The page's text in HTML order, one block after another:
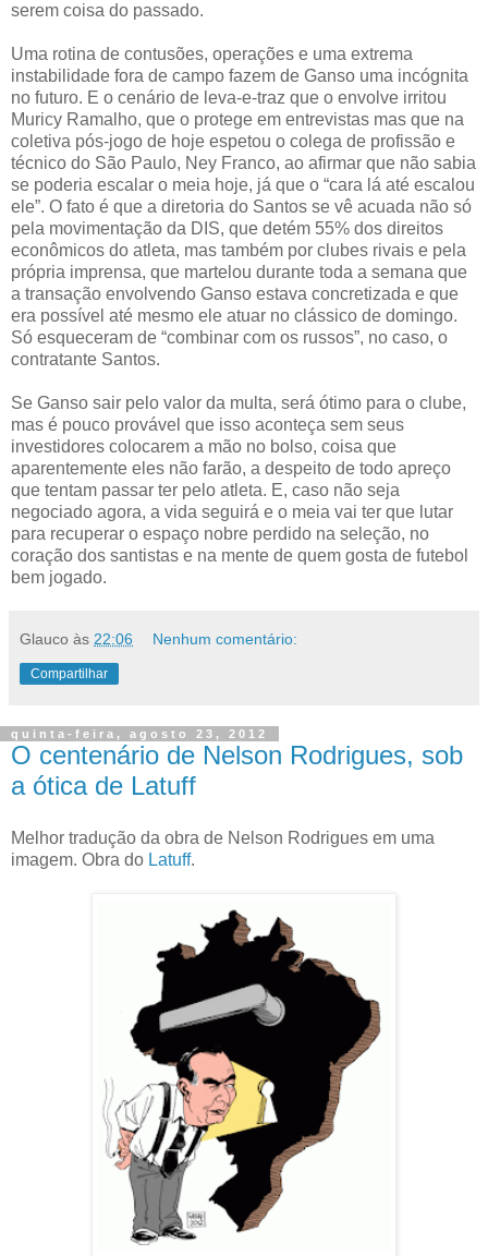
serem coisa do passado.
Uma rotina de contusões, operações e uma extrema
instabilidade fora de campo fazem de Ganso uma incógnita
no futuro. E o cenário de leva-e-traz que o envolve irritou
Muricy Ramalho, que o protege em entrevistas mas que na
coletiva pós-jogo de hoje espetou o colega de profissão e
técnico do São Paulo, Ney Franco, ao afirmar que não sabia
se poderia escalar o meia hoje, já que o “cara lá até escalou
ele”. O fato é que a diretoria do Santos se vê acuada não só
pela movimentação da DIS, que detém 55% dos direitos
econômicos do atleta, mas também por clubes rivais e pela
própria imprensa, que martelou durante toda a semana que
a transação envolvendo Ganso estava concretizada e que
era possível até mesmo ele atuar no clássico de domingo.
Só esqueceram de “combinar com os russos”, no caso, o
contratante Santos.
Se Ganso sair pelo valor da multa, será ótimo para o clube,
mas é pouco provável que isso aconteça sem seus
investidores colocarem a mão no bolso, coisa que
aparentemente eles não farão, a despeito de todo apreço
que tentam passar ter pelo atleta. E, caso não seja
negociado agora, a vida seguirá e o meia vai ter que lutar
para recuperar o espaço nobre perdido na seleção, no
coração dos santistas e na mente de quem gosta de futebol
bem jogado.
Glauco às 22:06 Nenhum comentário:
Compartilhar
quinta-feira, agosto 23, 2012
O centenário de Nelson Rodrigues, sob
a ótica de Latuff
Melhor tradução da obra de Nelson Rodrigues em uma
imagem. Obra do Latuff.